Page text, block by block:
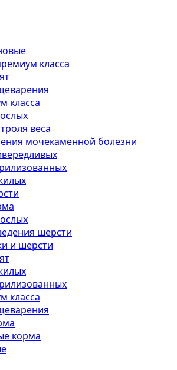
класса
класса
веса
мочекаменной болезни
шерсти
и шерсти
класса
корма